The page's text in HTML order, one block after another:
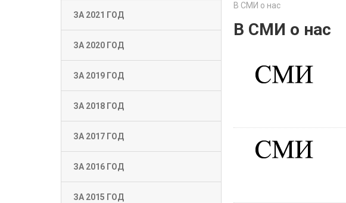
ЗА 2021 ГОД
ЗА 2020 ГОД
ЗА 2019 ГОД
ЗА 2018 ГОД
ЗА 2017 ГОД
ЗА 2016 ГОД
ЗА 2015 ГОД
В СМИ о нас
В СМИ о нас